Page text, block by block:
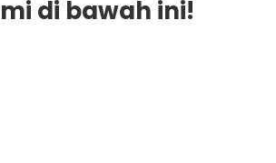
di bawah ini!